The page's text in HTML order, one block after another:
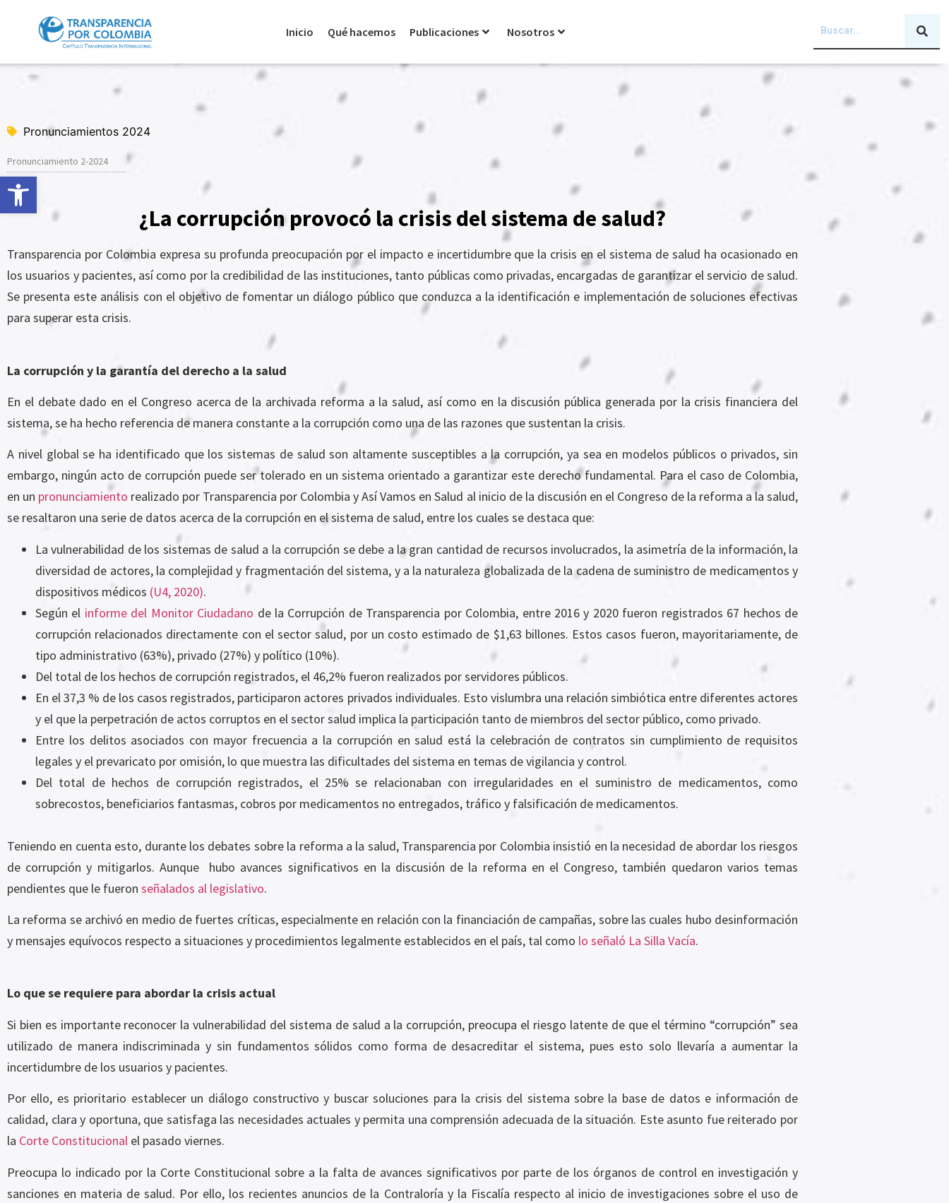
Abrir barra de herramientas
Inicio Qué hacemos Publicaciones Nosotros
Pronunciamientos 2024
Pronunciamiento 2-2024
¿La corrupción provocó la crisis del sistema de salud?
Transparencia por Colombia expresa su profunda preocupación por el impacto e incertidumbre que la crisis en el sistema de salud ha ocasionado en
los usuarios y pacientes, así como por la credibilidad de las instituciones, tanto públicas como privadas, encargadas de garantizar el servicio de salud.
Se presenta este análisis con el objetivo de fomentar un diálogo público que conduzca a la identificación e implementación de soluciones efectivas
para superar esta crisis.
La corrupción y la garantía del derecho a la salud
En el debate dado en el Congreso acerca de la archivada reforma a la salud, así como en la discusión pública generada por la crisis financiera del
sistema, se ha hecho referencia de manera constante a la corrupción como una de las razones que sustentan la crisis.
A nivel global se ha identificado que los sistemas de salud son altamente susceptibles a la corrupción, ya sea en modelos públicos o privados, sin
embargo, ningún acto de corrupción puede ser tolerado en un sistema orientado a garantizar este derecho fundamental. Para el caso de Colombia,
en un pronunciamiento realizado por Transparencia por Colombia y Así Vamos en Salud al inicio de la discusión en el Congreso de la reforma a la salud,
se resaltaron una serie de datos acerca de la corrupción en el sistema de salud, entre los cuales se destaca que:
La vulnerabilidad de los sistemas de salud a la corrupción se debe a la gran cantidad de recursos involucrados, la asimetría de la información, la
diversidad de actores, la complejidad y fragmentación del sistema, y a la naturaleza globalizada de la cadena de suministro de medicamentos y
dispositivos médicos (U4, 2020).
Según el informe del Monitor Ciudadano de la Corrupción de Transparencia por Colombia, entre 2016 y 2020 fueron registrados 67 hechos de
corrupción relacionados directamente con el sector salud, por un costo estimado de $1,63 billones. Estos casos fueron, mayoritariamente, de
tipo administrativo (63%), privado (27%) y político (10%).
Del total de los hechos de corrupción registrados, el 46,2% fueron realizados por servidores públicos.
En el 37,3 % de los casos registrados, participaron actores privados individuales. Esto vislumbra una relación simbiótica entre diferentes actores
y el que la perpetración de actos corruptos en el sector salud implica la participación tanto de miembros del sector público, como privado.
Entre los delitos asociados con mayor frecuencia a la corrupción en salud está la celebración de contratos sin cumplimiento de requisitos
legales y el prevaricato por omisión, lo que muestra las dificultades del sistema en temas de vigilancia y control.
Del total de hechos de corrupción registrados, el 25% se relacionaban con irregularidades en el suministro de medicamentos, como
sobrecostos, beneficiarios fantasmas, cobros por medicamentos no entregados, tráfico y falsificación de medicamentos.
Teniendo en cuenta esto, durante los debates sobre la reforma a la salud, Transparencia por Colombia insistió en la necesidad de abordar los riesgos
de corrupción y mitigarlos. Aunque hubo avances significativos en la discusión de la reforma en el Congreso, también quedaron varios temas
pendientes que le fueron señalados al legislativo.
La reforma se archivó en medio de fuertes críticas, especialmente en relación con la financiación de campañas, sobre las cuales hubo desinformación
y mensajes equívocos respecto a situaciones y procedimientos legalmente establecidos en el país, tal como lo señaló La Silla Vacía.
Lo que se requiere para abordar la crisis actual
Si bien es importante reconocer la vulnerabilidad del sistema de salud a la corrupción, preocupa el riesgo latente de que el término “corrupción” sea
utilizado de manera indiscriminada y sin fundamentos sólidos como forma de desacreditar el sistema, pues esto solo llevaría a aumentar la
incertidumbre de los usuarios y pacientes.
Por ello, es prioritario establecer un diálogo constructivo y buscar soluciones para la crisis del sistema sobre la base de datos e información de
calidad, clara y oportuna, que satisfaga las necesidades actuales y permita una comprensión adecuada de la situación. Este asunto fue reiterado por
la Corte Constitucional el pasado viernes.
Preocupa lo indicado por la Corte Constitucional sobre a la falta de avances significativos por parte de los órganos de control en investigación y
sanciones en materia de salud. Por ello, los recientes anuncios de la Contraloría y la Fiscalía respecto al inicio de investigaciones sobre el uso de